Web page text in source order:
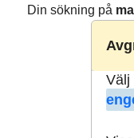
Din sökning på
Välj